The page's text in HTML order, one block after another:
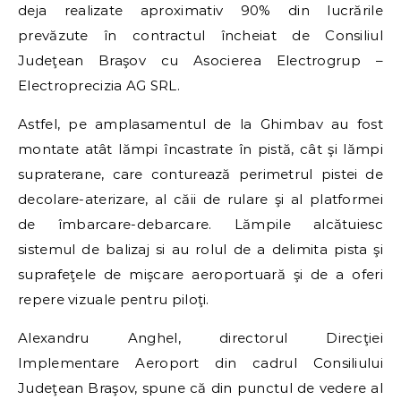
deja realizate aproximativ 90% din lucrările
prevăzute în contractul încheiat de Consiliul
Judeţean Braşov cu Asocierea Electrogrup –
Electroprecizia AG SRL.
Astfel, pe amplasamentul de la Ghimbav au fost
montate atât lămpi încastrate în pistă, cât şi lămpi
supraterane, care conturează perimetrul pistei de
decolare-aterizare, al căii de rulare şi al platformei
de îmbarcare-debarcare. Lămpile alcătuiesc
sistemul de balizaj si au rolul de a delimita pista şi
suprafeţele de mişcare aeroportuară şi de a oferi
repere vizuale pentru piloţi.
Alexandru Anghel, directorul Direcţiei
Implementare Aeroport din cadrul Consiliului
Judeţean Braşov, spune că din punctul de vedere al